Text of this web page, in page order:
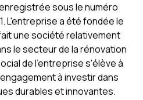
sous le numéro
L'entreprise a été fondée le
une société relativement
le secteur de la rénovation
de l'entreprise s'élève à
à investir dans
durables et innovantes.